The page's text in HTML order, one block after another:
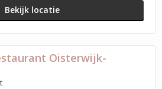
Bekijk locatie
Oisterwijk-